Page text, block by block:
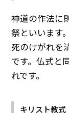
神道の作法に
祭といいます
死のけがれを
です。仏式と
れです。
キリスト教式